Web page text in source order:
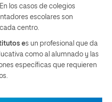
los casos de colegios
escolares son
centro.
es un profesional que da
como al alumnado y las
específicas que requieren